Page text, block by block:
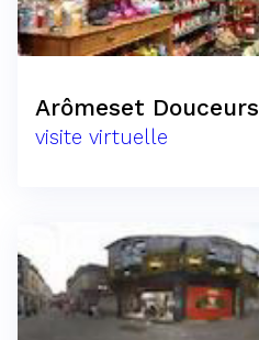
Arômeset Douceurs
visite virtuelle